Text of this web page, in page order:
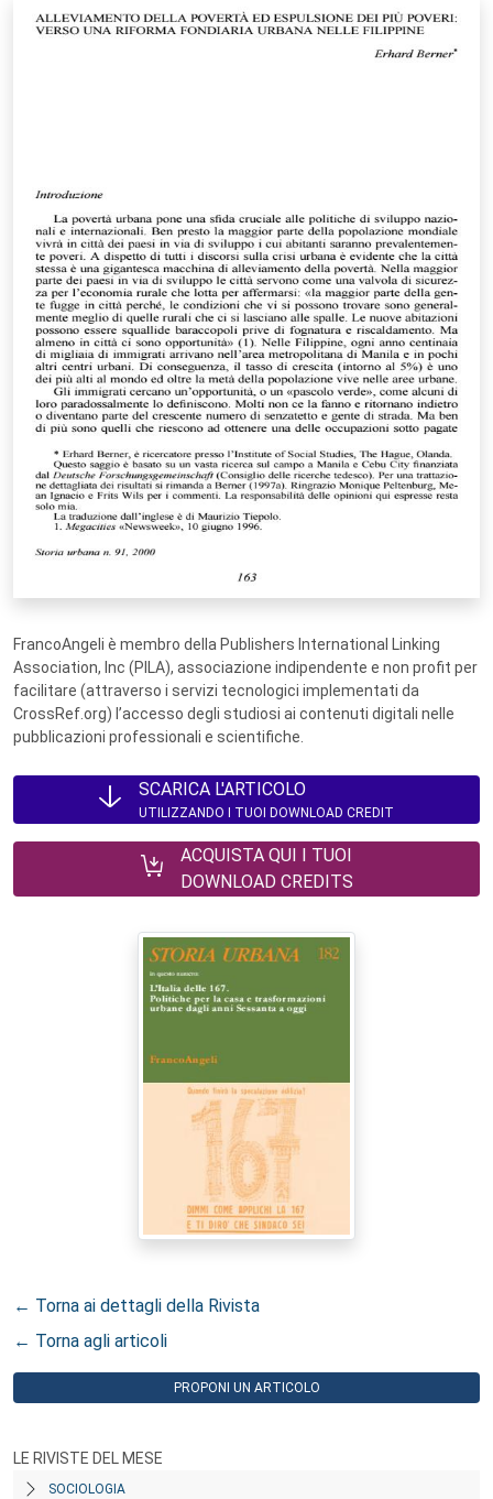
FrancoAngeli è membro della Publishers International Linking
Association, Inc (PILA), associazione indipendente e non profit per
facilitare (attraverso i servizi tecnologici implementati da
CrossRef.org) l’accesso degli studiosi ai contenuti digitali nelle
pubblicazioni professionali e scientifiche.
SCARICA L'ARTICOLO
UTILIZZANDO I TUOI DOWNLOAD CREDIT
ACQUISTA QUI I TUOI
DOWNLOAD CREDITS
← Torna ai dettagli della Rivista
← Torna agli articoli
PROPONI UN ARTICOLO
LE RIVISTE DEL MESE
SOCIOLOGIA